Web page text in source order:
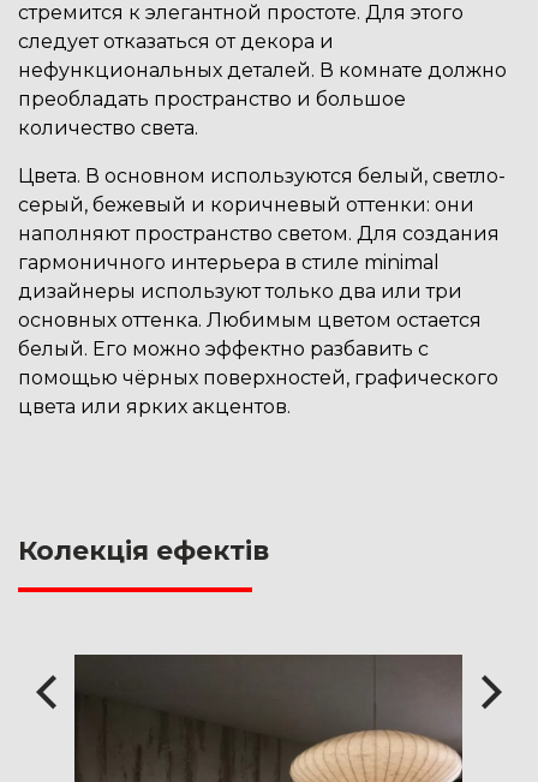
стремится к элегантной простоте. Для этого
следует отказаться от декора и
нефункциональных деталей. В комнате должно
преобладать пространство и большое
количество света.
Цвета. В основном используются белый, светло-
серый, бежевый и коричневый оттенки: они
наполняют пространство светом. Для создания
гармоничного интерьера в стиле minimal
дизайнеры используют только два или три
основных оттенка. Любимым цветом остается
белый. Его можно эффектно разбавить с
помощью чёрных поверхностей, графического
цвета или ярких акцентов.
Колекція ефектів